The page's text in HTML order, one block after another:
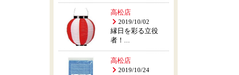
高松店
2019/10/02
縁日を彩る立役
者！...
高松店
2019/10/24